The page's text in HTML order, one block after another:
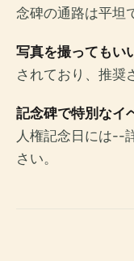
念碑の通路は平坦
写真を撮ってもい
されており、推奨
記念碑で特別なイ
人権記念日には--
さい。